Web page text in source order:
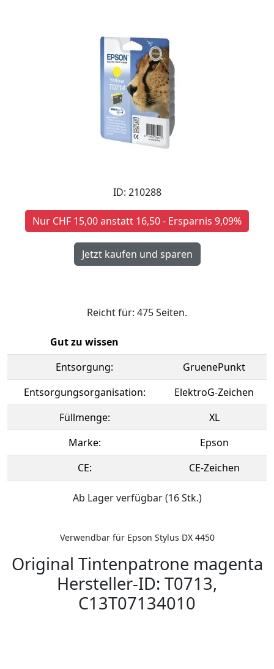
ID: 210288
Nur CHF 15,00 anstatt 16,50 - Ersparnis 9,09%
Reicht für: 475 Seiten.
Gut zu wissen
Entsorgung:
GruenePunkt
Entsorgungsorganisation:
ElektroG-Zeichen
Füllmenge:
XL
Marke:
Epson
CE:
CE-Zeichen
Ab Lager verfügbar (16 Stk.)
Verwendbar für Epson Stylus DX 4450
Original Tintenpatrone magenta
Hersteller-ID: T0713,
C13T07134010